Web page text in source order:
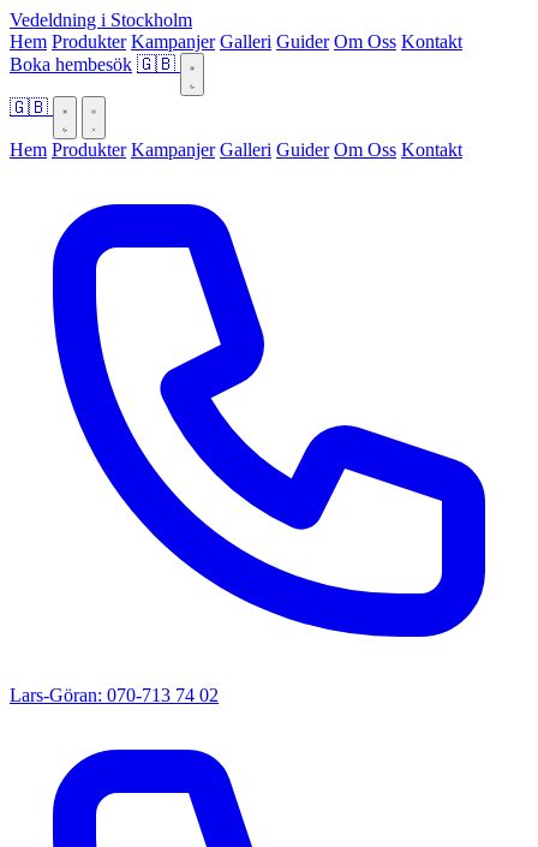
Vedeldning i Stockholm
Hem Produkter Kampanjer Galleri Guider Om Oss Kontakt
Boka hembesök 🇬🇧
🇬🇧
Hem Produkter Kampanjer Galleri Guider Om Oss Kontakt
Lars-Göran: 070-713 74 02